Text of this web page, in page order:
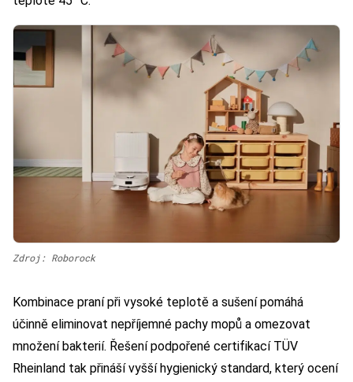
Zdroj: Roborock
Kombinace praní při vysoké teplotě a sušení pomáhá
účinně eliminovat nepříjemné pachy mopů a omezovat
množení bakterií. Řešení podpořené certifikací TÜV
Rheinland tak přináší vyšší hygienický standard, který ocení